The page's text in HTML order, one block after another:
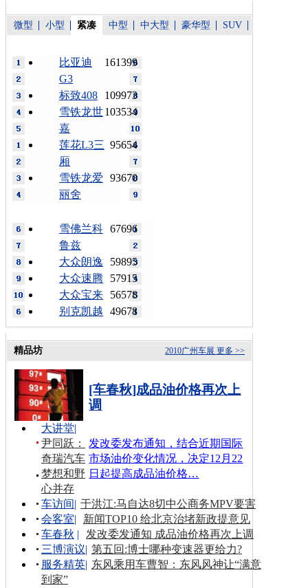
微型 小型 紧凑 中型 中大型 豪华型 SUV
161399
比亚迪
G3
109973
标致408
103534
雪铁龙世
嘉
95654
莲花L3三
厢
93670
雪铁龙爱
丽舍
67696
雪佛兰科
鲁兹
59895
大众朗逸
57915
大众速腾
56578
大众宝来
49678
别克凯越
更多 >>
2010广州车展
精品坊
[车春秋]成品油价格再次上
调
发改委发布通知，结合近期国际
市场油价变化情况，决定12月22
日起提高成品油价格…
大讲堂|
尹同跃：
奇瑞汽车
梦想和野
心并存
车访间| 于洪江:马自达8切中公商务MPV要害
会客室|
新闻TOP10 给北京治堵新政提意见
车春秋 |
发改委发通知 成品油价格再次上调
三博演议| 第五回:博士哪种变速器更给力?
服务精英| 东风乘用车曹智：东风风神让“满意
到家”